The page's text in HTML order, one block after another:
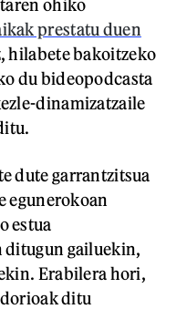
ohiko
prestatu duen
hilabete bakoitzeko
du bideopodcasta
dinamizatzaile
dute garrantzitsua
egunerokoan
estua
gailuekin,
Erabilera hori,
ditu